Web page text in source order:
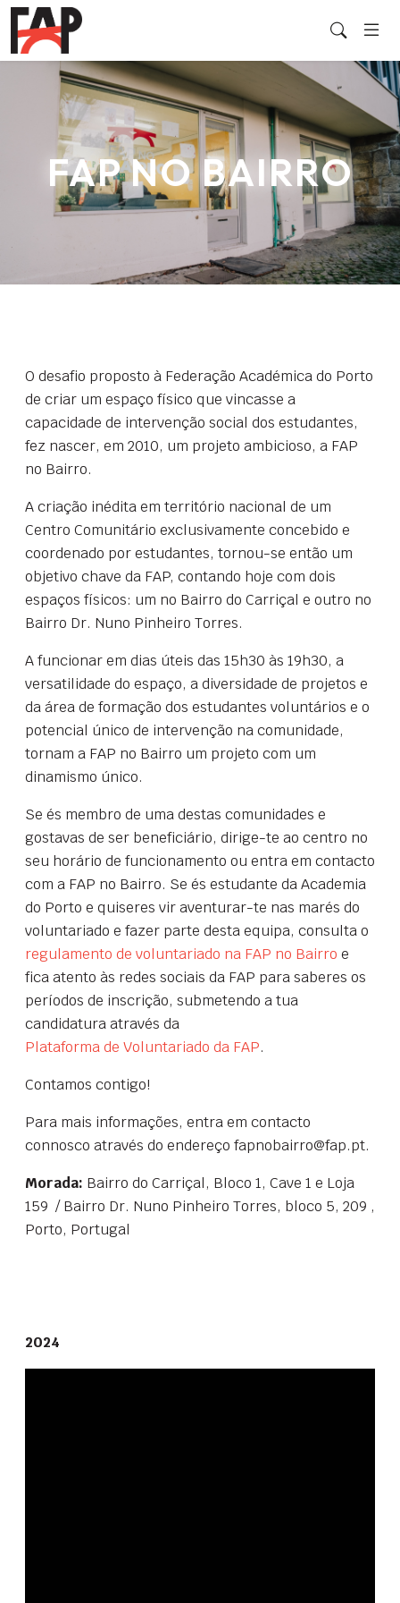
FAP NO BAIRRO
O desafio proposto à Federação Académica do Porto
de criar um espaço físico que vincasse a
capacidade de intervenção social dos estudantes,
fez nascer, em 2010, um projeto ambicioso, a FAP
no Bairro.
A criação inédita em território nacional de um
Centro Comunitário exclusivamente concebido e
coordenado por estudantes, tornou-se então um
objetivo chave da FAP, contando hoje com dois
espaços físicos: um no Bairro do Carriçal e outro no
Bairro Dr. Nuno Pinheiro Torres.
A funcionar em dias úteis das 15h30 às 19h30, a
versatilidade do espaço, a diversidade de projetos e
da área de formação dos estudantes voluntários e o
potencial único de intervenção na comunidade,
tornam a FAP no Bairro um projeto com um
dinamismo único.
Se és membro de uma destas comunidades e
gostavas de ser beneficiário, dirige-te ao centro no
seu horário de funcionamento ou entra em contacto
com a FAP no Bairro. Se és estudante da Academia
do Porto e quiseres vir aventurar-te nas marés do
voluntariado e fazer parte desta equipa, consulta o
regulamento de voluntariado na FAP no Bairro e
fica atento às redes sociais da FAP para saberes os
períodos de inscrição, submetendo a tua
candidatura através da
Plataforma de Voluntariado da FAP.
Contamos contigo!
Para mais informações, entra em contacto
connosco através do endereço fapnobairro@fap.pt.
Morada: Bairro do Carriçal, Bloco 1, Cave 1 e Loja
159 / Bairro Dr. Nuno Pinheiro Torres, bloco 5, 209 ,
Porto, Portugal
2024